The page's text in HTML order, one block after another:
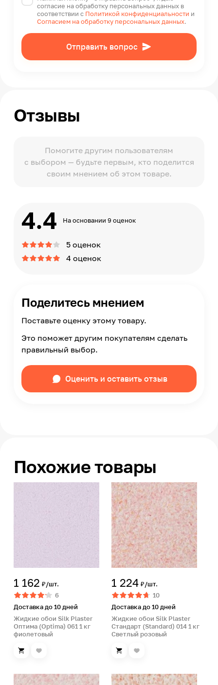
согласие на обработку персональных данных в
соответствии с Политикой конфиденциальности и
Согласием на обработку персональных данных.
Отправить вопрос
Отзывы
Помогите другим пользователям
с выбором — будьте первым, кто поделится
своим мнением об этом товаре.
4.4 На основании 9 оценок
5 оценок
4 оценок
Поделитесь мнением
Поставьте оценку этому товару.
Это поможет другим покупателям сделать
правильный выбор.
Оценить и оставить отзыв
Похожие товары
1 162 ₽/шт.
6
Доставка до 10 дней
Жидкие обои Silk Plaster
Оптима (Optima) 061 1 кг
фиолетовый
1 224 ₽/шт.
10
Доставка до 10 дней
Жидкие обои Silk Plaster
Стандарт (Standard) 014 1 кг
Светлый розовый